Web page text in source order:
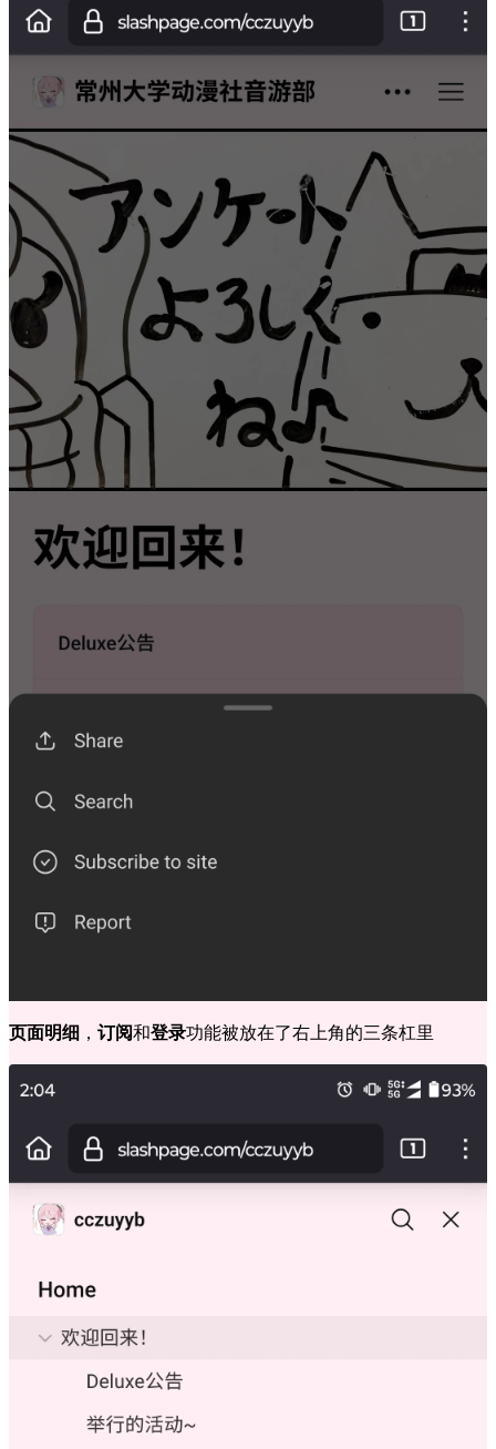
页面明细 ， 订阅和登录功能被放在了右上角的三条杠里